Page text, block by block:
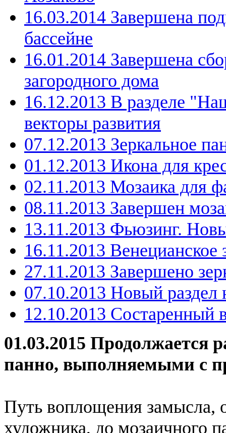
16.03.2014 Завершена
бассейне
16.01.2014 Завершена
загородного дома
16.12.2013 В разделе
векторы развития
07.12.2013 Зеркальное
01.12.2013 Икона для
02.11.2013 Мозаика для
08.11.2013 Завершен
13.11.2013 Фьюзинг.
16.11.2013 Венецианское
27.11.2013 Завершено
07.10.2013 Новый раздел
12.10.2013 Состаренный
01.03.2015 Продолжается
панно, выполняемыми с
Путь воплощения замысла,
художника, до мозаичного